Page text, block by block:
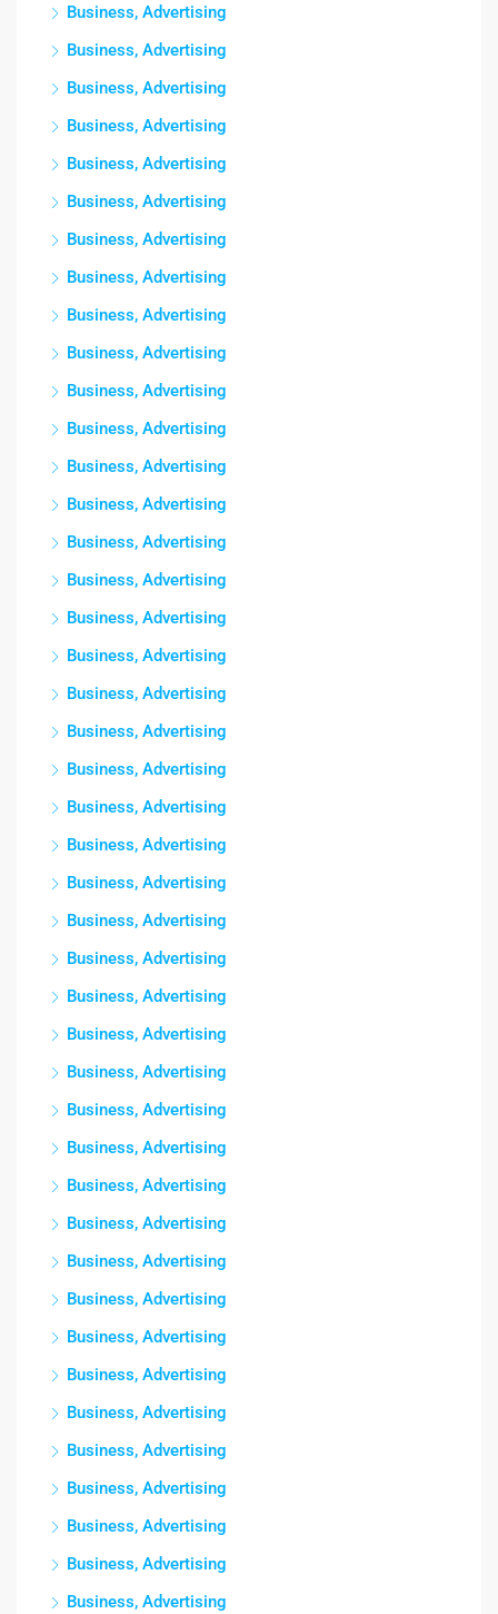
Business, Advertising
Business, Advertising
Business, Advertising
Business, Advertising
Business, Advertising
Business, Advertising
Business, Advertising
Business, Advertising
Business, Advertising
Business, Advertising
Business, Advertising
Business, Advertising
Business, Advertising
Business, Advertising
Business, Advertising
Business, Advertising
Business, Advertising
Business, Advertising
Business, Advertising
Business, Advertising
Business, Advertising
Business, Advertising
Business, Advertising
Business, Advertising
Business, Advertising
Business, Advertising
Business, Advertising
Business, Advertising
Business, Advertising
Business, Advertising
Business, Advertising
Business, Advertising
Business, Advertising
Business, Advertising
Business, Advertising
Business, Advertising
Business, Advertising
Business, Advertising
Business, Advertising
Business, Advertising
Business, Advertising
Business, Advertising
Business, Advertising